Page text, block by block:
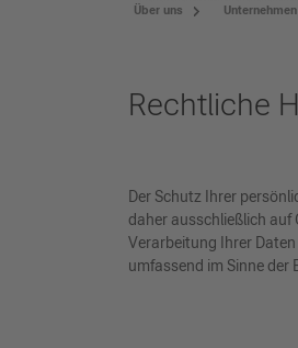
Über uns Unternehmen
Rechtliche
Der Schutz Ihrer
daher ausschließlich auf
Verarbeitung Ihrer
umfassend im Sinne der